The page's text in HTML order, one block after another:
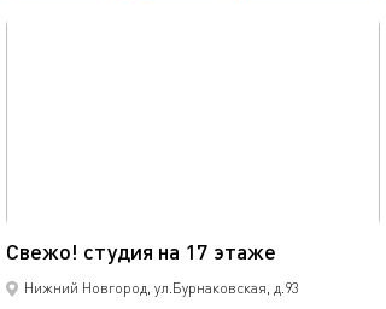
Свежо! студия на 17 этаже
Нижний Новгород, ул.Бурнаковская, д.93